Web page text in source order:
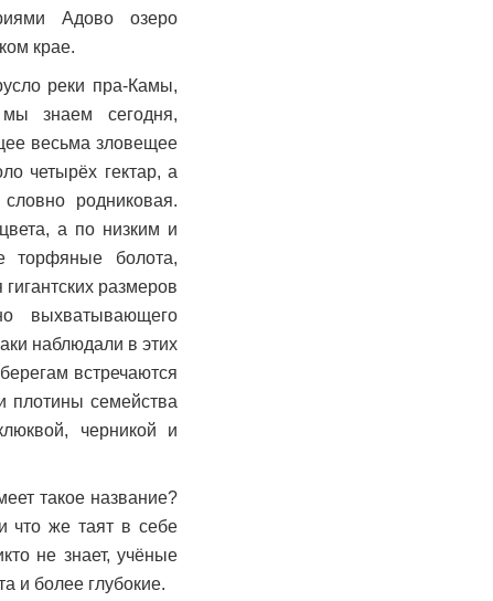
Адово озеро
крае.
реки пра-Камы,
знаем сегодня,
весьма зловещее
четырёх гектар, а
родниковая.
а по низким и
торфяные болота,
размеров
выхватывающего
наблюдали в этих
встречаются
плотины семейства
черникой и
такое название?
что же таят в себе
не знает, учёные
и более глубокие.